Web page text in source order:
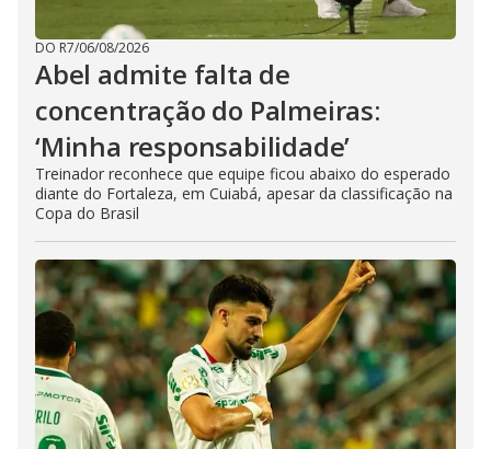
DO R7/06/08/2026
Abel admite falta de
concentração do Palmeiras:
‘Minha responsabilidade’
Treinador reconhece que equipe ficou abaixo do esperado
diante do Fortaleza, em Cuiabá, apesar da classificação na
Copa do Brasil